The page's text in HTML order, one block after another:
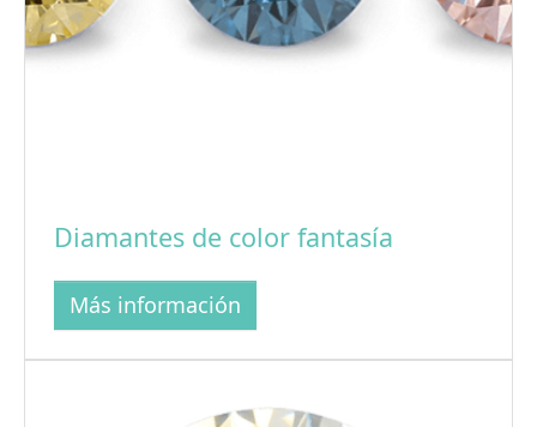
Diamantes de color fantasía
Más información